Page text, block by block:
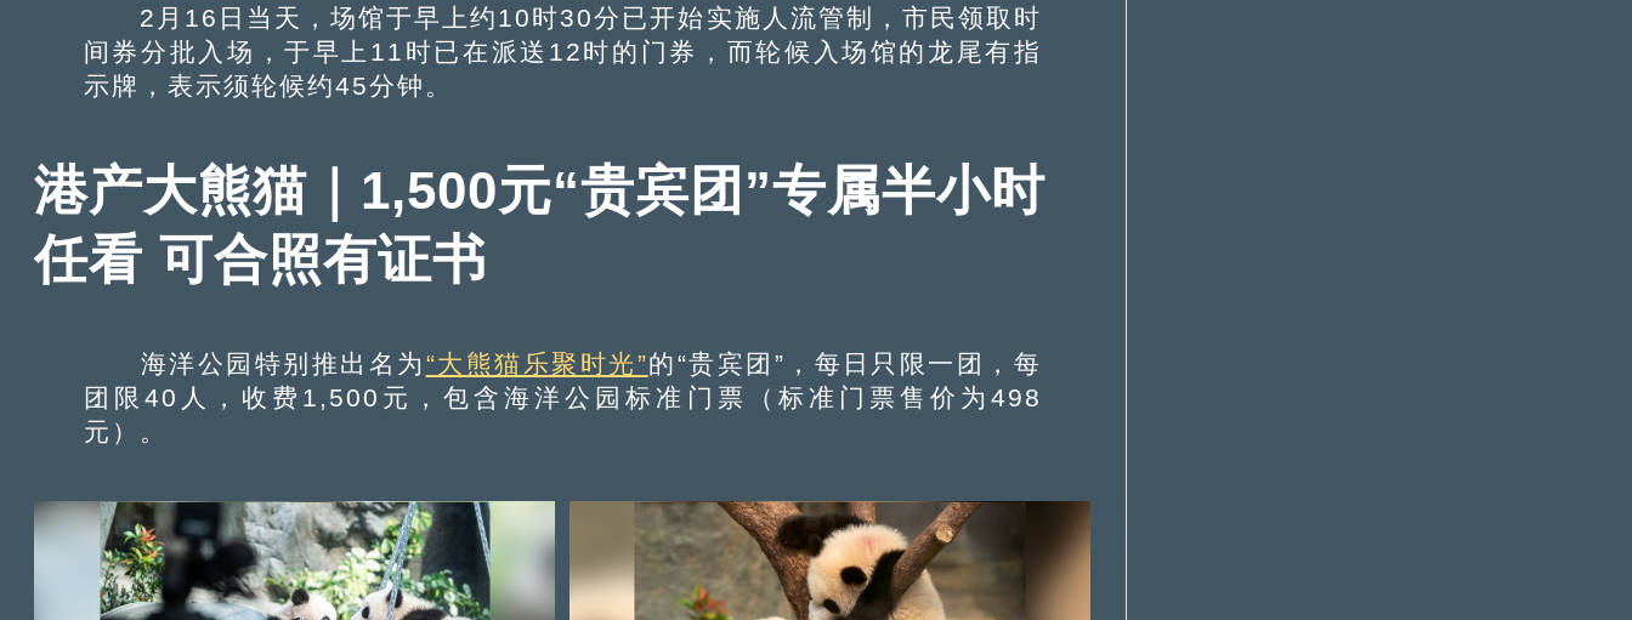
2月16日当天，场馆于早上约10时30分已开始实施人流管制，市民领取时
间券分批入场，于早上11时已在派送12时的门券，而轮候入场馆的龙尾有指
示牌，表示须轮候约45分钟。
港产大熊猫｜1,500元“贵宾团”专属半小时
任看 可合照有证书
海洋公园特别推出名为 “大熊猫乐聚时光”的“贵宾团”，每日只限一团，每
团限40人，收费1,500元，包含海洋公园标准门票（标准门票售价为498
元）。